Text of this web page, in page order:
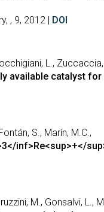
, 9, 2012 | DOI
L.,
available catalyst
S., Marín, M.C.,
inf>Re<sup>+</
M., Gonsalvi, L.,